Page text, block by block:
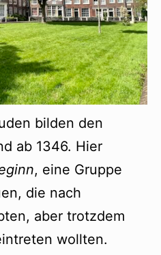
bilden den
ab 1346. Hier
, eine Gruppe
die nach
aber trotzdem
wollten.